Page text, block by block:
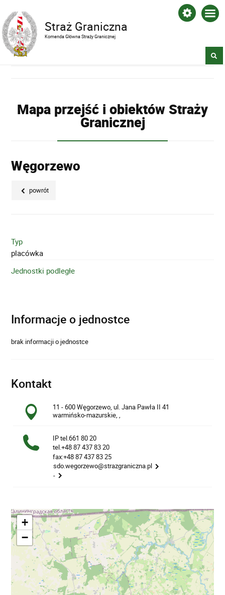
Straż Graniczna
Komenda Główna Straży Granicznej
Mapa przejść i obiektów Straży
Granicznej
Węgorzewo
powrót
Typ
placówka
Jednostki podległe
Informacje o jednostce
brak informacji o jednostce
Kontakt
11 - 600 Węgorzewo, ul. Jana Pawła II 41
warmińsko-mazurskie, ,
IP tel.661 80 20
tel.+48 87 437 83 20
fax:+48 87 437 83 25
sdo.wegorzewo@strazgraniczna.pl
-
+
−